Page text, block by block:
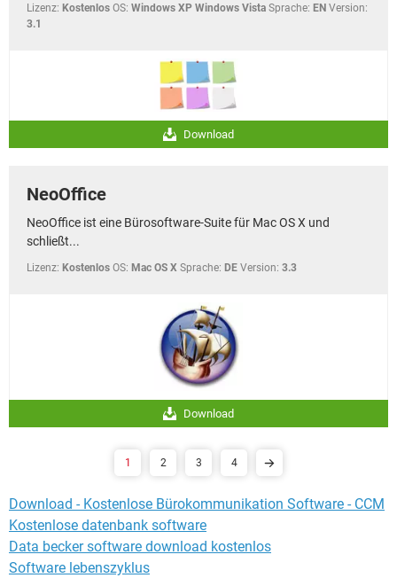
Lizenz: Kostenlos OS: Windows XP Windows Vista Sprache: EN Version:
3.1
Download
NeoOffice
NeoOffice ist eine Bürosoftware-Suite für Mac OS X und
schließt...
Lizenz: Kostenlos OS: Mac OS X Sprache: DE Version: 3.3
Download
1 2 3 4
Download - Kostenlose Bürokommunikation Software - CCM
Kostenlose datenbank software
Data becker software download kostenlos
Software lebenszyklus